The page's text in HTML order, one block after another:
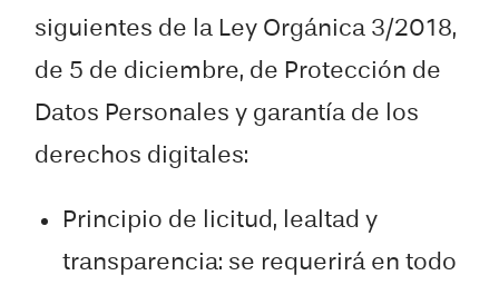
siguientes de la Ley Orgánica 3/2018,
de 5 de diciembre, de Protección de
Datos Personales y garantía de los
derechos digitales:
Principio de licitud, lealtad y
transparencia: se requerirá en todo